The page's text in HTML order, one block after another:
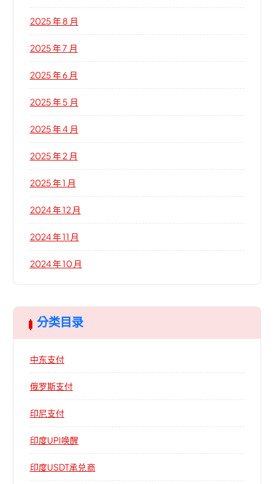
2025 年 8 月
2025 年 7 月
2025 年 6 月
2025 年 5 月
2025 年 4 月
2025 年 2 月
2025 年 1 月
2024 年 12 月
2024 年 11 月
2024 年 10 月
分类目录
中东支付
俄罗斯支付
印尼支付
印度UPI唤醒
印度USDT承兑商